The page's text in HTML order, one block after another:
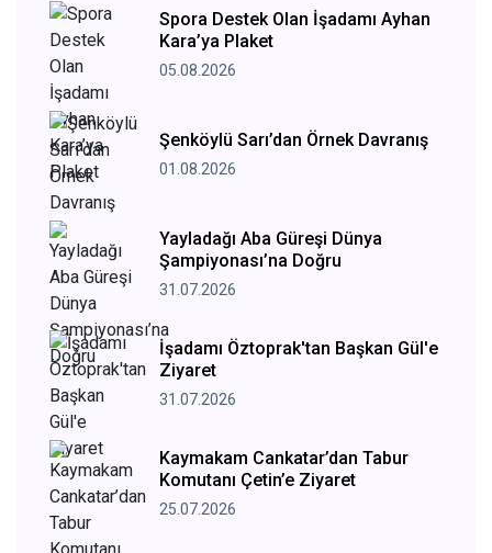
Spora Destek Olan İşadamı Ayhan
Kara’ya Plaket
05.08.2026
Şenköylü Sarı’dan Örnek Davranış
01.08.2026
Yayladağı Aba Güreşi Dünya
Şampiyonası’na Doğru
31.07.2026
İşadamı Öztoprak'tan Başkan Gül'e
Ziyaret
31.07.2026
Kaymakam Cankatar’dan Tabur
Komutanı Çetin’e Ziyaret
25.07.2026